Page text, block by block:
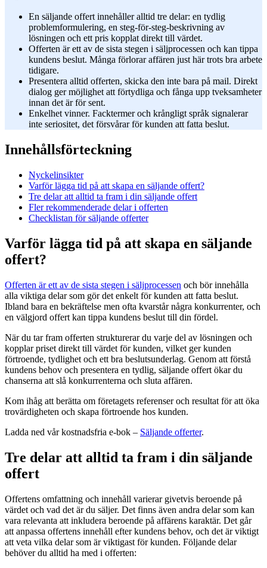
En säljande offert innehåller alltid tre delar: en tydlig
problemformulering, en steg-för-steg-beskrivning av
lösningen och ett pris kopplat direkt till värdet.
Offerten är ett av de sista stegen i säljprocessen och kan tippa
kundens beslut. Många förlorar affären just här trots bra arbete
tidigare.
Presentera alltid offerten, skicka den inte bara på mail. Direkt
dialog ger möjlighet att förtydliga och fånga upp tveksamheter
innan det är för sent.
Enkelhet vinner. Facktermer och krångligt språk signalerar
inte seriositet, det försvårar för kunden att fatta beslut.
Innehållsförteckning
Nyckelinsikter
Varför lägga tid på att skapa en säljande offert?
Tre delar att alltid ta fram i din säljande offert
Fler rekommenderade delar i offerten
Checklistan för säljande offerter
Varför lägga tid på att skapa en säljande
offert?
Offerten är ett av de sista stegen i säljprocessen och bör innehålla
alla viktiga delar som gör det enkelt för kunden att fatta beslut.
Ibland bara en bekräftelse men ofta kvarstår några konkurrenter, och
en välgjord offert kan tippa kundens beslut till din fördel.
När du tar fram offerten strukturerar du varje del av lösningen och
kopplar priset direkt till värdet för kunden, vilket ger kunden
förtroende, tydlighet och ett bra beslutsunderlag. Genom att förstå
kundens behov och presentera en tydlig, säljande offert ökar du
chanserna att slå konkurrenterna och sluta affären.
Kom ihåg att berätta om företagets referenser och resultat för att öka
trovärdigheten och skapa förtroende hos kunden.
Ladda ned vår kostnadsfria e-bok – Säljande offerter.
Tre delar att alltid ta fram i din säljande
offert
Offertens omfattning och innehåll varierar givetvis beroende på
värdet och vad det är du säljer. Det finns även andra delar som kan
vara relevanta att inkludera beroende på affärens karaktär. Det går
att anpassa offertens innehåll efter kundens behov, och det är viktigt
att veta vilka delar som är viktigast för kunden. Följande delar
behöver du alltid ha med i offerten: